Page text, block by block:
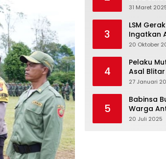
dan Gelar
31 Maret
3
LSM
Ingatkan
Polres
20 Oktober
4
Pelaku
Asal Blitar
27 Januari
5
Babinsa
Warga
Royong
20 Juli 2025